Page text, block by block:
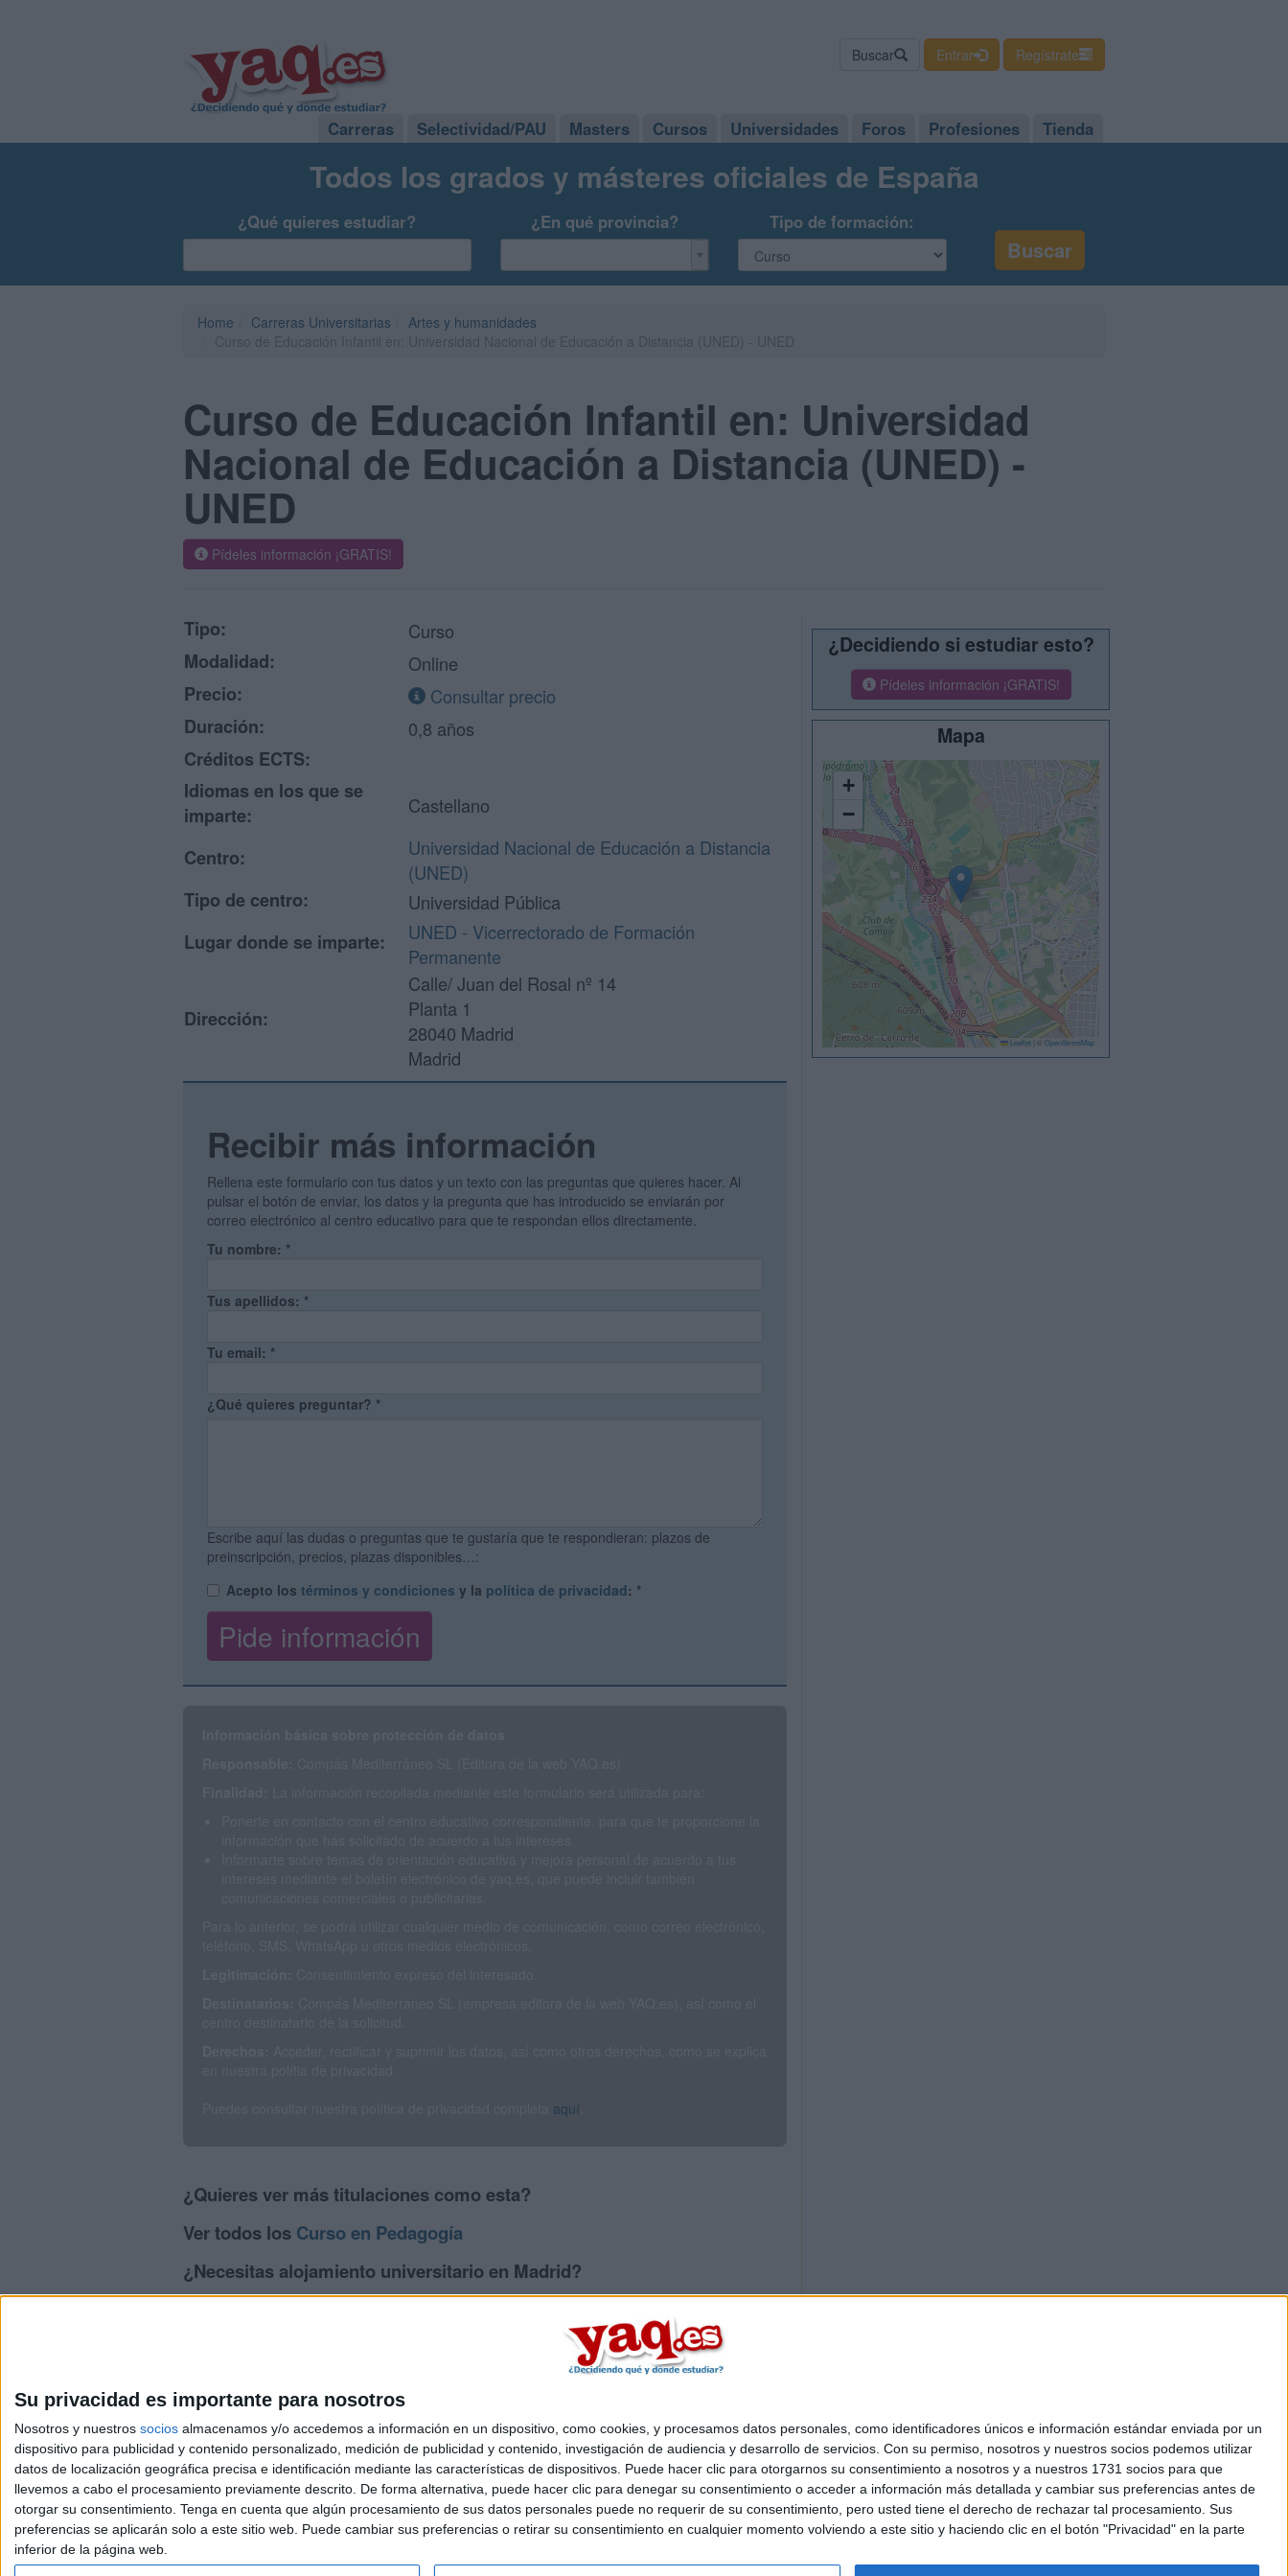
Su privacidad es importante para nosotros
Nosotros y nuestros socios almacenamos y/o accedemos a información en un dispositivo, como cookies, y procesamos datos personales, como identificadores únicos e información estándar enviada por un
dispositivo para publicidad y contenido personalizado, medición de publicidad y contenido, investigación de audiencia y desarrollo de servicios. Con su permiso, nosotros y nuestros socios podemos utilizar
datos de localización geográfica precisa e identificación mediante las características de dispositivos. Puede hacer clic para otorgarnos su consentimiento a nosotros y a nuestros 1731 socios para que
llevemos a cabo el procesamiento previamente descrito. De forma alternativa, puede hacer clic para denegar su consentimiento o acceder a información más detallada y cambiar sus preferencias antes de
otorgar su consentimiento. Tenga en cuenta que algún procesamiento de sus datos personales puede no requerir de su consentimiento, pero usted tiene el derecho de rechazar tal procesamiento. Sus
preferencias se aplicarán solo a este sitio web. Puede cambiar sus preferencias o retirar su consentimiento en cualquier momento volviendo a este sitio y haciendo clic en el botón "Privacidad" en la parte
inferior de la página web.
Buscar Entrar Regístrate
Carreras Selectividad/PAU Masters Cursos Universidades Foros Profesiones Tienda
Todos los grados y másteres oficiales de España
¿Qué quieres estudiar? ¿En qué provincia? Tipo de formación:
Home Carreras Universitarias
Artes y humanidades
Curso de Educación Infantil en: Universidad
Nacional de Educación a Distancia (UNED) -
UNED
Pídeles información ¡GRATIS!
Tipo:
Curso
Modalidad:
Online
Precio:
Consultar precio
Duración:
0,8 años
Créditos ECTS:
Idiomas en los que se
imparte:
Castellano
Centro:
Universidad Nacional de Educación a Distancia
(UNED)
Tipo de centro:
Universidad Pública
Lugar donde se imparte:
UNED - Vicerrectorado de Formación
Permanente
Dirección:
Calle/ Juan del Rosal nº 14
Planta 1
28040 Madrid
Madrid
Recibir más información
Rellena este formulario con tus datos y un texto con las preguntas que quieres hacer. Al
pulsar el botón de enviar, los datos y la pregunta que has introducido se enviarán por
correo electrónico al centro educativo para que te respondan ellos directamente.
Tu nombre: *
Tus apellidos: *
Tu email: *
¿Qué quieres preguntar? *
Escribe aquí las dudas o preguntas que te gustaría que te respondieran: plazos de
preinscripción, precios, plazas disponibles…:
Acepto los términos y condiciones y la política de privacidad: *
aquí
¿Quieres ver más titulaciones como esta?
Ver todos los Curso en Pedagogía
¿Necesitas alojamiento universitario en Madrid?
>> Residencias de estudiantes y colegios mayores en Madrid
¿Decidiendo si estudiar esto?
Pídeles información ¡GRATIS!
Mapa
+
−
Leaflet © OpenStreetMap
Quiénes somos|Contactar|Anúnciate
Aviso legal|Politica de privacidad|Condiciones generales|Política de cookies
© 2003-2026Compás Mediterráneo S.L.- Diego de León 47 - 28006 Madrid [ESPAÑA] - Tel. +34 91 593 2767